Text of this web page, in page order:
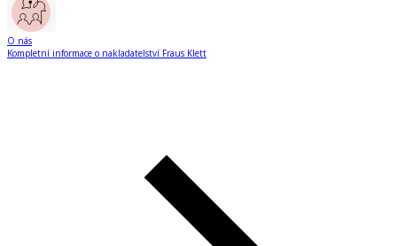
O nás
Kompletní informace o nakladatelství Fraus Klett